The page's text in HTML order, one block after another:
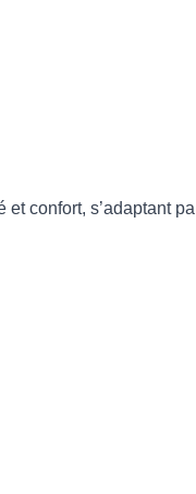
et confort, s’adaptant